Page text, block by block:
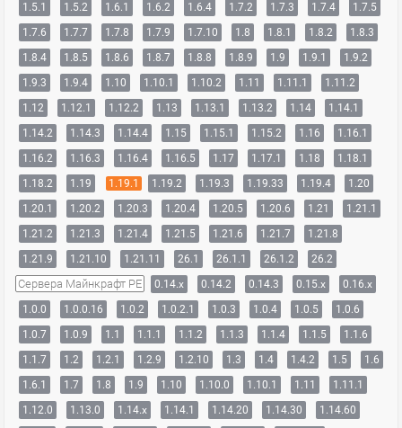
1.5.1
1.5.2 1.6.1 1.6.2 1.6.4 1.7.2 1.7.3 1.7.4
1.7.5
1.7.6
1.7.7 1.7.8 1.7.9 1.7.10 1.8 1.8.1 1.8.2
1.8.3
1.8.4
1.8.5 1.8.6 1.8.7 1.8.8 1.8.9 1.9 1.9.1
1.9.2
1.9.3
1.9.4 1.10 1.10.1 1.10.2 1.11 1.11.1
1.11.2
1.12
1.12.1 1.12.2 1.13 1.13.1 1.13.2 1.14
1.14.1
1.14.2
1.14.3 1.14.4 1.15 1.15.1 1.15.2 1.16
1.16.1
1.16.2
1.16.3 1.16.4 1.16.5 1.17 1.17.1 1.18
1.18.1
1.18.2
1.19 1.19.1 1.19.2 1.19.3 1.19.33 1.19.4
1.20
1.20.1
1.20.2 1.20.3 1.20.4 1.20.5 1.20.6 1.21
1.21.1
1.21.2
1.21.3 1.21.4 1.21.5 1.21.6 1.21.7
1.21.8
1.21.9
1.21.10 1.21.11 26.1 26.1.1 26.1.2 26.2
Сервера Майнкрафт PE 0.14.x 0.14.2 0.14.3 0.15.x
0.16.x
1.0.0
1.0.0.16 1.0.2 1.0.2.1 1.0.3 1.0.4 1.0.5
1.0.6
1.0.7
1.0.9 1.1 1.1.1 1.1.2 1.1.3 1.1.4 1.1.5
1.1.6
1.1.7
1.2 1.2.1 1.2.9 1.2.10 1.3 1.4 1.4.2 1.5
1.6
1.6.1
1.7 1.8 1.9 1.10 1.10.0 1.10.1 1.11
1.11.1
1.12.0
1.13.0 1.14.x 1.14.1 1.14.20 1.14.30
1.14.60